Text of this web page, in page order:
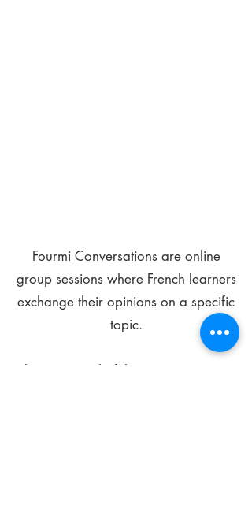
Fourmi Conversations are online
group sessions where French learners
exchange their opinions on a specific
topic.
The main goal of these meetings is to